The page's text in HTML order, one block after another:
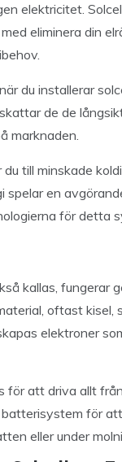
elektricitet.
eliminera din
du installerar
de de
marknaden.
till minskade
en
för detta
kallas, fungerar
oftast kisel,
elektroner
att driva allt
för
eller under